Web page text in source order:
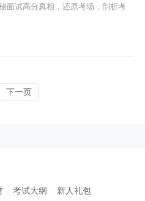
面试高分真相，还原考场，剖析考
下一页
考试大纲
新人礼包